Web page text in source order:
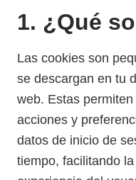
1. ¿Qué
Las cookies son
se descargan en tu
web. Estas
acciones y
datos de inicio de
tiempo, facilitando